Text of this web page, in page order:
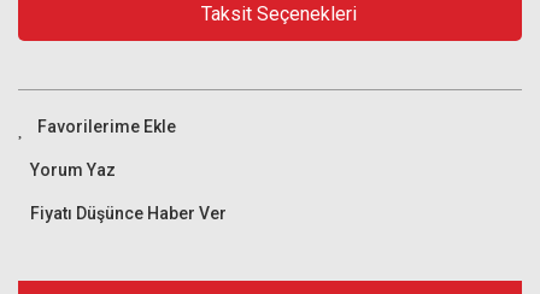
Taksit Seçenekleri
Yorum Yaz
Fiyatı Düşünce Haber Ver